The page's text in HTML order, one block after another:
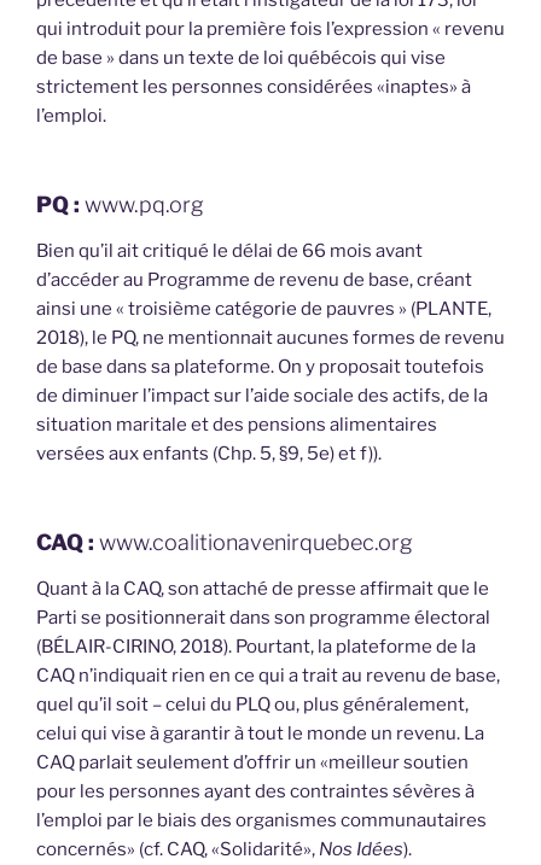
qui introduit pour la première fois l’expression « revenu
de base » dans un texte de loi québécois qui vise
strictement les personnes considérées «inaptes» à
l’emploi.
PQ : www.pq.org
Bien qu’il ait critiqué le délai de 66 mois avant
d’accéder au Programme de revenu de base, créant
ainsi une « troisième catégorie de pauvres » (PLANTE,
2018), le PQ, ne mentionnait aucunes formes de revenu
de base dans sa plateforme. On y proposait toutefois
de diminuer l’impact sur l’aide sociale des actifs, de la
situation maritale et des pensions alimentaires
versées aux enfants (Chp. 5, §9, 5e) et f)).
CAQ : www.coalitionavenirquebec.org
Quant à la CAQ, son attaché de presse affirmait que le
Parti se positionnerait dans son programme électoral
(BÉLAIR-CIRINO, 2018). Pourtant, la plateforme de la
CAQ n’indiquait rien en ce qui a trait au revenu de base,
quel qu’il soit – celui du PLQ ou, plus généralement,
celui qui vise à garantir à tout le monde un revenu. La
CAQ parlait seulement d’offrir un «meilleur soutien
pour les personnes ayant des contraintes sévères à
l’emploi par le biais des organismes communautaires
concernés» (cf. CAQ, «Solidarité», Nos Idées).